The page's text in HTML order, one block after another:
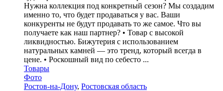
Нужна коллекция под конкретный сезон? Мы создадим
именно то, что будет продаваться у вас. Ваши
конкуренты не будут продавать то же самое. Что вы
получаете как наш партнер? • Товар с высокой
ликвидностью. Бижутерия с использованием
натуральных камней — это тренд, который всегда в
цене. • Роскошный вид по себесто ...
Товары
Фото
Ростов-на-Дону, Ростовская область